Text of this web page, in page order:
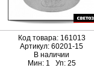
Код товара: 161013
Артикул: 60201-15
В наличии
Мин: 1 Уп: 25